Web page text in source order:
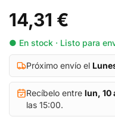
14,31 €
● En stock · Listo para
Próximo envío el
Recíbelo entre lun, 10
las 15:00.